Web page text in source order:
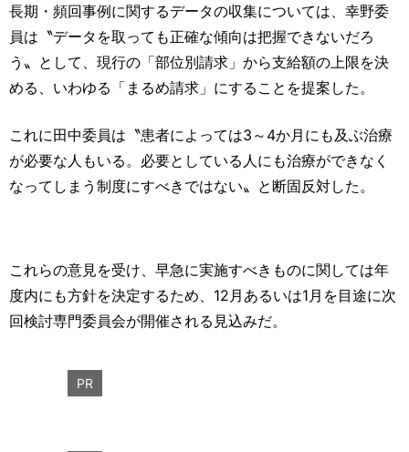
長期・頻回事例に関するデータの収集については、幸野委
員は〝データを取っても正確な傾向は把握できないだろ
う〟として、現行の「部位別請求」から支給額の上限を決
める、いわゆる「まるめ請求」にすることを提案した。
これに田中委員は〝患者によっては3～4か月にも及ぶ治療
が必要な人もいる。必要としている人にも治療ができなく
なってしまう制度にすべきではない〟と断固反対した。
これらの意見を受け、早急に実施すべきものに関しては年
度内にも方針を決定するため、12月あるいは1月を目途に次
回検討専門委員会が開催される見込みだ。
PR